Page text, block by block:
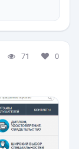
71 0